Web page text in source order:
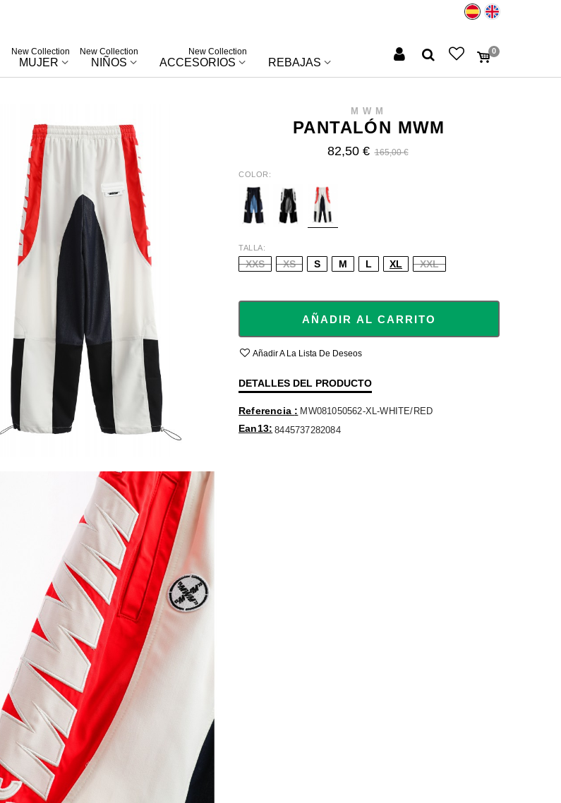
MUJER
New Collection
NIÑOS
New Collection
ACCESORIOS
New Collection
REBAJAS
0
MWM
PANTALÓN MWM
82,50 € 165,00 €
COLOR
BLUE BLACK WHITE/RED
TALLA
XXS XS S M L XL XXL
AÑADIR AL CARRITO
Añadir A La Lista De Deseos
DETALLES DEL PRODUCTO
Referencia MW081050562-XL-WHITE/RED
Ean13 8445737282084